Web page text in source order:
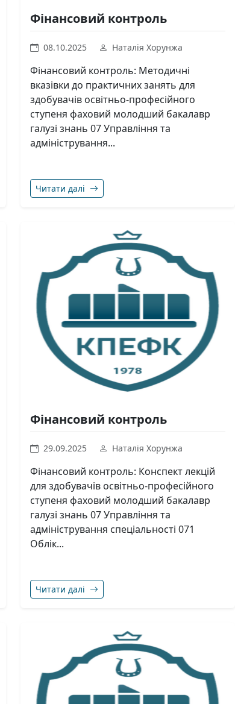
Фінансовий контроль
08.10.2025 Наталія Хорунжа
Фінансовий контроль: Методичні
вказівки до практичних занять для
здобувачів освітньо-професійного
ступеня фаховий молодший бакалавр
галузі знань 07 Управління та
адміністрування...
Читати далі
Фінансовий контроль
29.09.2025 Наталія Хорунжа
Фінансовий контроль: Конспект лекцій
для здобувачів освітньо-професійного
ступеня фаховий молодший бакалавр
галузі знань 07 Управління та
адміністрування спеціальності 071
Облік...
Читати далі